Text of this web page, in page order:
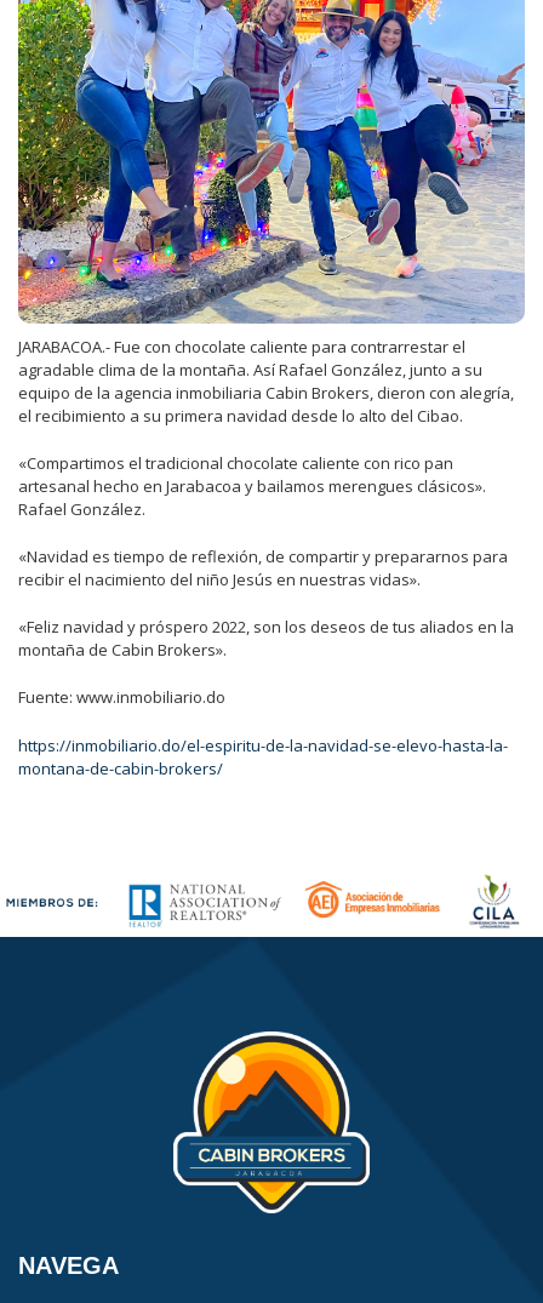
JARABACOA.- Fue con chocolate caliente para contrarrestar el
agradable clima de la montaña. Así Rafael González, junto a su
equipo de la agencia inmobiliaria Cabin Brokers, dieron con alegría,
el recibimiento a su primera navidad desde lo alto del Cibao.
«Compartimos el tradicional chocolate caliente con rico pan
artesanal hecho en Jarabacoa y bailamos merengues clásicos».
Rafael González.
«Navidad es tiempo de reflexión, de compartir y prepararnos para
recibir el nacimiento del niño Jesús en nuestras vidas».
«Feliz navidad y próspero 2022, son los deseos de tus aliados en la
montaña de Cabin Brokers».
Fuente: www.inmobiliario.do
https://inmobiliario.do/el-espiritu-de-la-navidad-se-elevo-hasta-la-
montana-de-cabin-brokers/
NAVEGA